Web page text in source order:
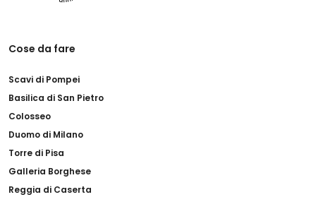
Cose da fare
Scavi di Pompei
Basilica di San Pietro
Colosseo
Duomo di Milano
Torre di Pisa
Galleria Borghese
Reggia di Caserta